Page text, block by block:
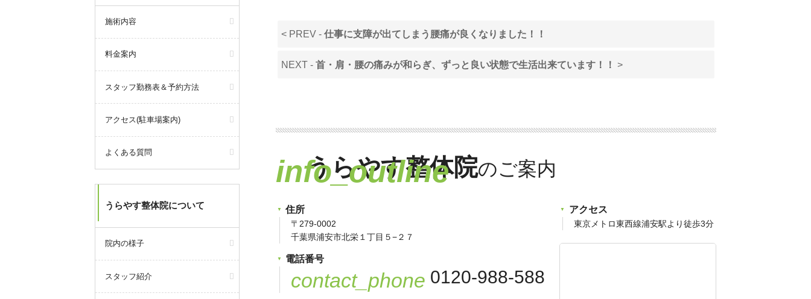
< PREV - 仕事に支障が出てしまう腰痛が良くなりました！！
NEXT - 首・肩・腰の痛みが和らぎ、ずっと良い状態で生活出来ています！！ >
info_outline
うらやす整体院
住所
〒279-0002
千葉県浦安市北栄１丁目５−２７
電話番号
contact_phone 0120-988-588
アクセス
東京メトロ東西線浦安駅より徒歩3分
す。
【月会員の方は】
期間限定で、通常はない
チャージをご用意しました！
30,000円チャージで33,000ポイン
ト付与！（+3,000ポイント）
さらに期間中は、
30,000円チャージなら、10％還元
の上限3,000円分をちょうど受けら
query_builder
8/4(火)
施術内容
料金案内
スタッフ勤務表＆予約方法
アクセス(駐車場案内)
よくある質問
うらやす整体院について
院内の様子
スタッフ紹介